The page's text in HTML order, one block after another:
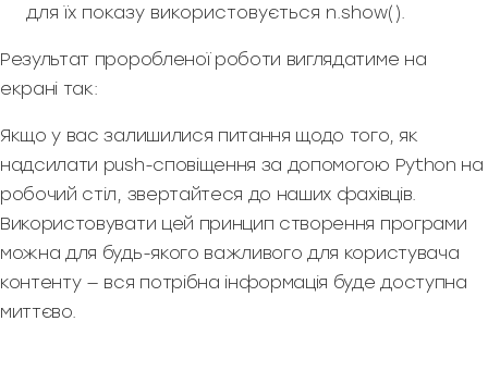
для їх показу використовується n.show().
Результат проробленої роботи виглядатиме на
екрані так:
Якщо у вас залишилися питання щодо того, як
надсилати push-сповіщення за допомогою Python на
робочий стіл, звертайтеся до наших фахівців.
Використовувати цей принцип створення програми
можна для будь-якого важливого для користувача
контенту — вся потрібна інформація буде доступна
миттєво.